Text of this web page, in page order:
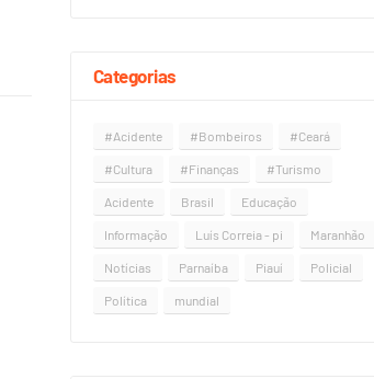
Categorias
#Acidente #Bombeiros #Ceará
#Cultura #Finanças #Turismo
Acidente Brasil Educação
Informação Luís Correia - pi Maranhão
Notícias Parnaíba Piauí Policial
Política mundial